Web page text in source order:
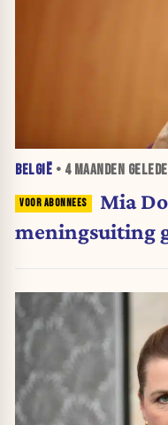
BELGIË • 4 MAANDEN
Mia
meningsuiting